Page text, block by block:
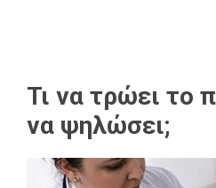
Τι να τρώει το
να ψηλώσει;